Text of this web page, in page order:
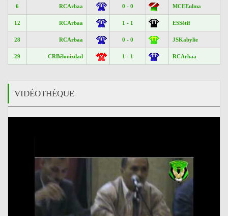
6 RCArbaa 0 - 0 MCEEulma
12 RCArbaa 1 - 1 ESSétif
28 RCArbaa 0 - 0 JSKabylie
29 CRBélouizdad 1 - 1 RCArbaa
VIDÉOTHÈQUE